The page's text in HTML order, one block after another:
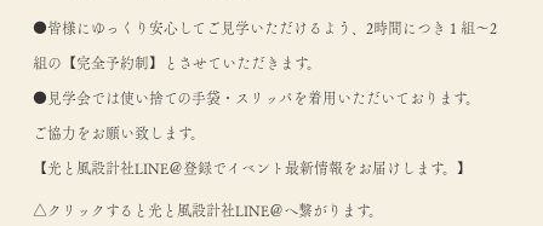
●皆様にゆっくり安心してご見学いただけるよう、2時間につき１組～2
組の【完全予約制】とさせていただきます。
●見学会では使い捨ての手袋・スリッパを着用いただいております。
ご協力をお願い致します。
【光と風設計社LINE＠登録でイベント最新情報をお届けします。】
△クリックすると光と風設計社LINE＠へ繋がります。